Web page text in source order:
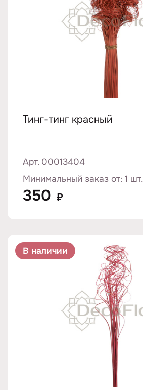
Тинг-тинг красный
Арт. 00013404
Минимальный заказ от: 1 шт.
350 ₽
В наличии